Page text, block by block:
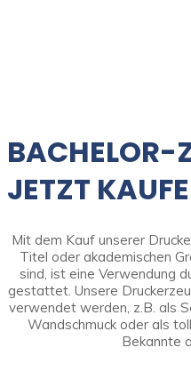
BACHELOR-
JETZT
Mit dem Kauf unserer
Titel oder akademischen
sind, ist eine Verwendung
gestattet. Unsere
verwendet werden, z.B. als
Wandschmuck oder als
Bekannte